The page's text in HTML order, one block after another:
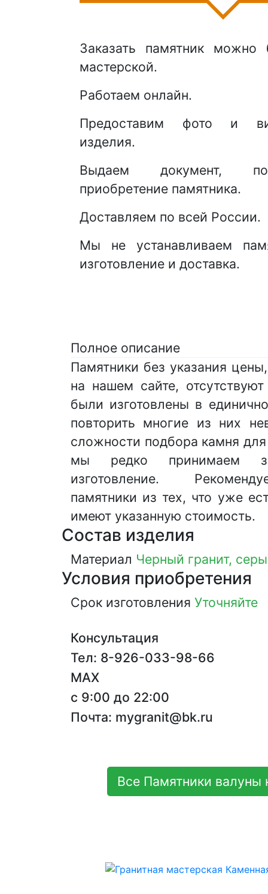
Заказать памятник можно
мастерской.
Работаем онлайн.
Предоставим фото и
изделия.
Выдаем документ,
приобретение памятника.
Доставляем по всей России.
Мы не устанавливаем
изготовление и доставка.
Полное описание
Памятники без указания
на нашем сайте,
были изготовлены в
повторить многие из них
сложности подбора камня
мы редко принимаем
изготовление.
памятники из тех, что уже
имеют указанную стоимость.
Состав изделия
Материал Черный гранит,
Условия приобретения
Срок изготовления Уточняйте
Консультация
Тел: 8-926-033-98-66
MAX
с 9:00 до 22:00
Почта: mygranit@bk.ru
Все Памятники валуны